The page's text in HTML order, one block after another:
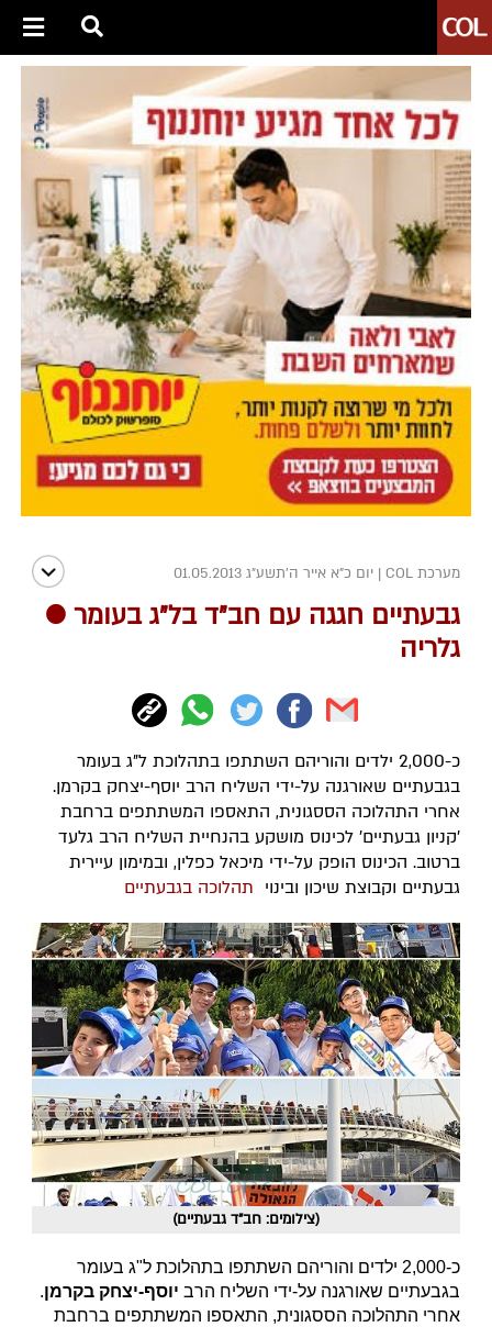
מערכת COL | יום כ"א אייר ה׳תשע״ג 01.05.2013
גבעתיים חגגה עם חב"ד בל"ג בעומר ●
גלריה
כ-2,000 ילדים והוריהם השתתפו בתהלוכת ל"ג בעומר
בגבעתיים שאורגנה על-ידי השליח הרב יוסף-יצחק בקרמן.
אחרי התהלוכה הססגונית, התאספו המשתתפים ברחבת
'קניון גבעתיים' לכינוס מושקע בהנחיית השליח הרב גלעד
ברטוב. הכינוס הופק על-ידי מיכאל כפלין, ובמימון עיירית
גבעתיים וקבוצת שיכון ובינוי תהלוכה בגבעתיים
(צילומים: חב"ד גבעתיים)
כ-2,000 ילדים והוריהם השתתפו בתהלוכת ל"ג בעומר
בגבעתיים שאורגנה על-ידי השליח הרב יוסף-יצחק בקרמן.
אחרי התהלוכה הססגונית, התאספו המשתתפים ברחבת